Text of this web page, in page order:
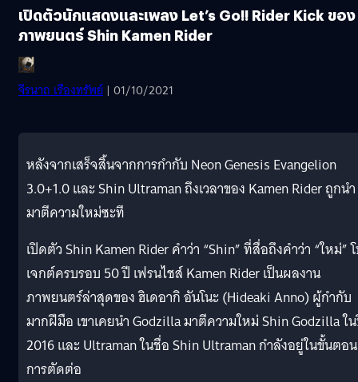
เปิดตัวนักแสดงและเพลง Let’s Go!! Rider Kick ของ
ภาพยนตร์ Shin Kamen Rider
จีรนาถ เรืองทรัพย์ | 01/10/2021
หลังจากเสร็จสิ้นจากการกำกับ Neon Genesis Evangelion
3.0+1.0 และ Shin Ultraman ถึงเวลาของ Kamen Rider ถูกนำ
มาตีความใหม่ซะที
เปิดตัว Shin Kamen Rider คำว่า “Shin” ที่สื่อถึงคำว่า “ใหม่”
เจกต์ครบรอบ 50 ปี เฟรนไชส์ Kamen Rider เป็นผลงาน
ภาพยนตร์ล่าสุดของ ฮิเดอากิ อันโนะ (Hideaki Anno) ผู้กำกับ
มากฝีมือ เขาเคยนำ Godzilla มาตีความใหม่ Shin Godzilla ใ
2016 และ Ultraman ในชื่อ Shin Ultraman กำลังอยู่ในขั้นตอน
การตัดต่อ